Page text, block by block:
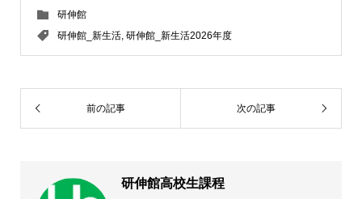
研伸館
研伸館_新生活 研伸館_新生活2026年度
前の記事 次の記事
研伸館高校生課程